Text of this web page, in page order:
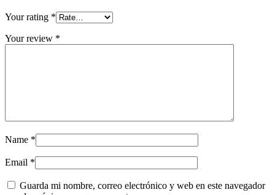
Your rating *
Your review *
Name *
Email *
Guarda mi nombre, correo electrónico y web en este navegador